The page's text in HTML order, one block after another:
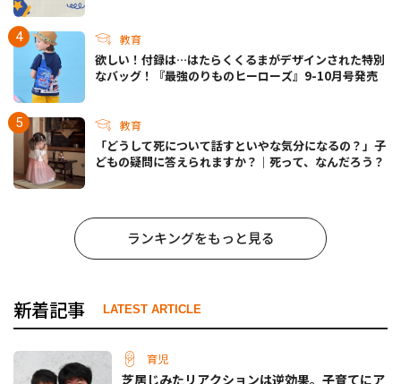
教育
欲しい！付録は…はたらくくるまがデザインされた特別
なバッグ！『最強のりものヒーローズ』9-10月号発売
教育
「どうして死について話すといやな気分になるの？」子
どもの疑問に答えられますか？｜死って、なんだろう？
ランキングをもっと見る
新着記事 LATEST ARTICLE
育児
芝居じみたリアクションは逆効果。子育てにア